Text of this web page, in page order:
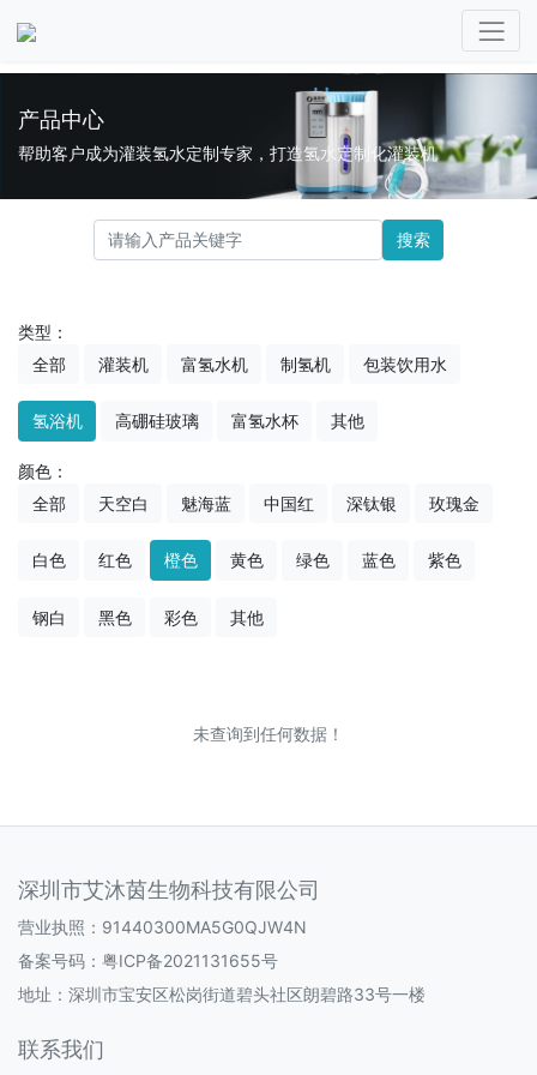
产品中心
帮助客户成为灌装氢水定制专家，打造氢水定制化灌装机
搜索
类型：
全部
灌装机 富氢水机 制氢机 包装饮用水
氢浴机 高硼硅玻璃 富氢水杯 其他
颜色：
全部
天空白 魅海蓝 中国红 深钛银 玫瑰金
白色 红色 橙色 黄色 绿色 蓝色 紫色
钢白 黑色 彩色 其他
未查询到任何数据！
深圳市艾沐茵生物科技有限公司
营业执照：91440300MA5G0QJW4N
备案号码： 粤ICP备2021131655号
地址：深圳市宝安区松岗街道碧头社区朗碧路33号一楼
联系我们